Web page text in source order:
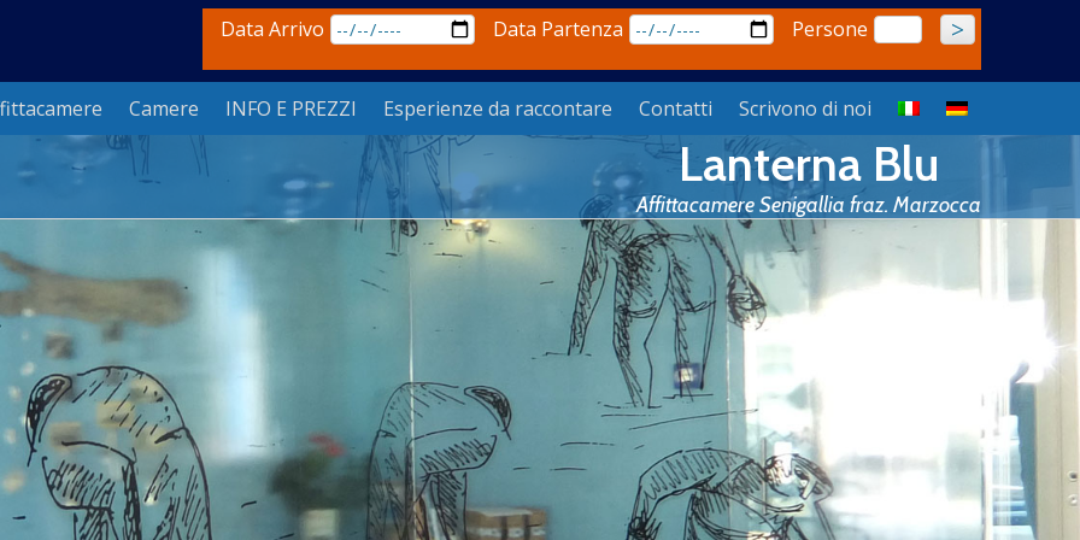
Data Arrivo Data Partenza Persone
Camere INFO E PREZZI Esperienze da raccontare Contatti Scrivono di noi
Lanterna Blu
Affittacamere Senigallia fraz. Marzocca